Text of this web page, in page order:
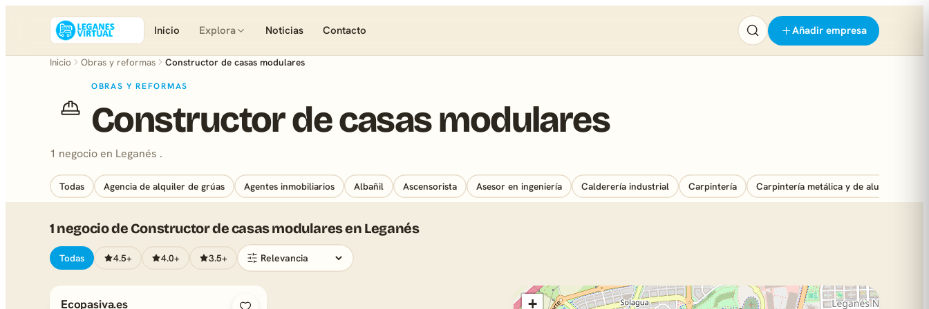
Inicio Explora Noticias Contacto Añadir empresa
Inicio Obras y reformas Constructor de casas modulares
OBRAS Y REFORMAS
Constructor de casas modulares
1 negocio en Leganés .
Todas Agencia de alquiler de grúas Agentes inmobiliarios Albañil Ascensorista Asesor en ingeniería Calderería industrial Carpintería Carpintería metálica y de aluminio
1 negocio de Constructor de casas modulares en Leganés
Todas 4.5+ 4.0+ 3.5+
Ecopasiva.es +